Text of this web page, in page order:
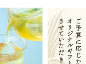
近江米と日本酒の「み
ずかがみ」パウンドケ
ーキ（カット）-単品-
540 (税込)
ジ【季節限定】水出し緑
茶詰合せ 気軽に愉し
むセット
1,420 (税込)
【送料込み】宇治抹茶
そば160ｇ×2袋（4人
前）＋特撰そばつゆ4
個（ポスト便）
2,028 (税込)
老舗茶舗のひやひやス
イーツセット 3種6個
3,356 (税込)
）
6
おとなのお稽古セット
女子用 裏千家 茶道具
16,500 (税込)